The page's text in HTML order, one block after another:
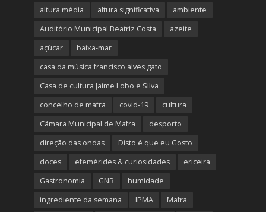
altura média altura significativa
ambiente
Auditório Municipal Beatriz Costa
azeite
açúcar
baixa-mar
casa da música francisco alves gato
Casa de cultura Jaime Lobo e Silva
concelho de mafra
covid-19
cultura
Câmara Municipal de Mafra
desporto
direção das ondas
Disto é que eu Gosto
doces
efemérides & curiosidades
ericeira
Gastronomia
GNR
humidade
ingrediente da semana
IPMA Mafra